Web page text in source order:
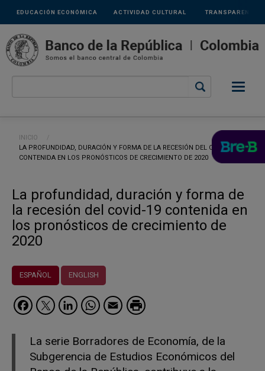
Pasar al contenido principal
Links
secundarios
ACTIVIDAD CULTURAL
EDUCACIÓN ECONÓMICA TRANSPARENCIA
Ruta de navegación
INICIO
CURRENT:
LA PROFUNDIDAD, DURACIÓN Y FORMA DE LA RECESIÓN DEL COVID-19
CONTENIDA EN LOS PRONÓSTICOS DE CRECIMIENTO DE 2020
La profundidad, duración y forma de
la recesión del covid-19 contenida en
los pronósticos de crecimiento de
2020
ESPAÑOL ENGLISH
Facebook
Twitter
LinkedIn
WhatsApp
Email
La serie Borradores de Economía, de la
Subgerencia de Estudios Económicos del